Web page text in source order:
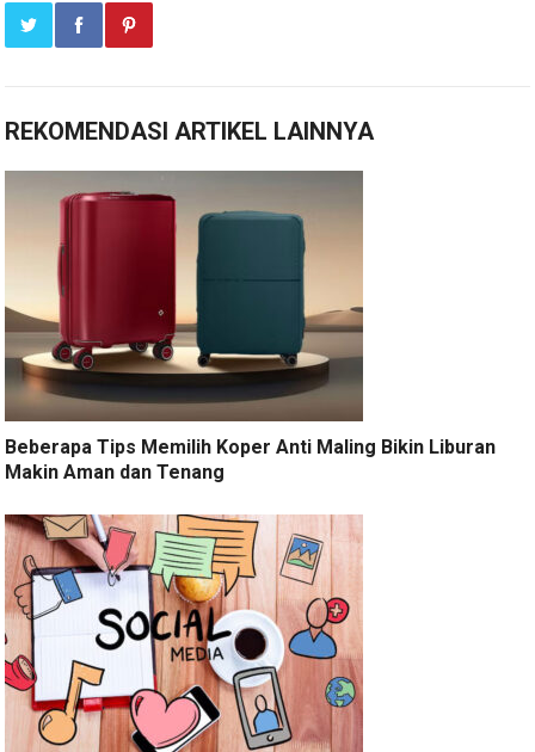
REKOMENDASI ARTIKEL LAINNYA
Beberapa Tips Memilih Koper Anti Maling Bikin Liburan
Makin Aman dan Tenang